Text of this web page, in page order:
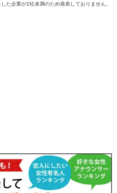
た企業が2社未満のため発表しておりません。